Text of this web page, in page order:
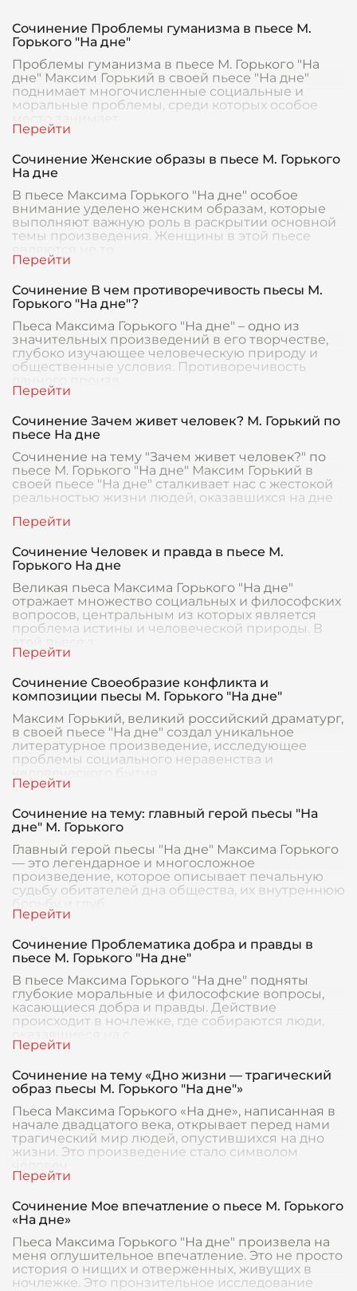
Сочинение Проблемы гуманизма в пьесе М.
Горького "На дне"
Проблемы гуманизма в пьесе М. Горького "На
дне" Максим Горький в своей пьесе "На дне"
поднимает многочисленные социальные и
моральные проблемы, среди которых особое
Сочинение Женские образы в пьесе М. Горького
На дне
В пьесе Максима Горького "На дне" особое
внимание уделено женским образам, которые
выполняют важную роль в раскрытии основной
темы произведения. Женщины в этой пьесе
Сочинение В чем противоречивость пьесы М.
Горького "На дне"?
Пьеса Максима Горького "На дне" – одно из
значительных произведений в его творчестве,
глубоко изучающее человеческую природу и
общественные условия. Противоречивость
Сочинение Зачем живет человек? М. Горький по
пьесе На дне
Сочинение на тему "Зачем живет человек?" по
пьесе М. Горького "На дне" Максим Горький в
своей пьесе "На дне" сталкивает нас с жестокой
реальностью жизни людей, оказавшихся на дне
Сочинение Человек и правда в пьесе М.
Горького На дне
Великая пьеса Максима Горького "На дне"
отражает множество социальных и философских
вопросов, центральным из которых является
проблема истины и человеческой природы. В
Сочинение Своеобразие конфликта и
композиции пьесы М. Горького "На дне"
Максим Горький, великий российский драматург,
в своей пьесе "На дне" создал уникальное
литературное произведение, исследующее
проблемы социального неравенства и
человеческого бытия
Сочинение на тему: главный герой пьесы "На
дне" М. Горького
Главный герой пьесы "На дне" Максима Горького
— это легендарное и многосложное
произведение, которое описывает печальную
судьбу обитателей дна общества, их внутреннюю
борьбу и глуб
Сочинение Проблематика добра и правды в
пьесе М. Горького "На дне"
В пьесе Максима Горького "На дне" подняты
глубокие моральные и философские вопросы,
касающиеся добра и правды. Действие
происходит в ночлежке, где собираются люди,
Сочинение на тему «Дно жизни — трагический
образ пьесы М. Горького "На дне"»
Пьеса Максима Горького «На дне», написанная в
начале двадцатого века, открывает перед нами
трагический мир людей, опустившихся на дно
жизни. Это произведение стало символом
Сочинение Мое впечатление о пьесе М. Горького
«На дне»
Пьеса Максима Горького "На дне" произвела на
меня оглушительное впечатление. Это не просто
история о нищих и отверженных, живущих в
ночлежке. Это пронзительное исследование